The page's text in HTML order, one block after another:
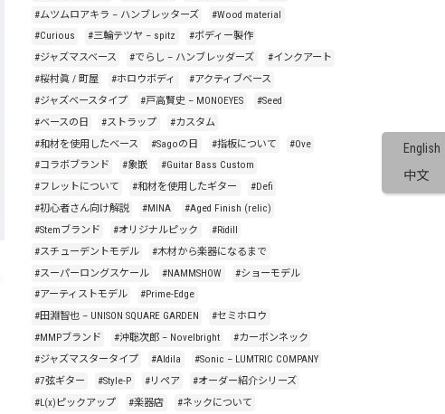
English
中文
#ムツムロアキラ – ハンブレッターズ
#Wood material
#Curious
#三輪テツヤ – spitz
#ボディー製作
#ジャズマスベース
#でらし – ハンブレッダーズ
#インクアート
#桜村眞 / 町屋
#ホロウボディ
#アクティブベース
#ジャズベースタイプ
#戸高賢史 – MONOEYES
#Seed
#ベースの日
#ストラップ
#カスタム
#和材を使用したベース
#Sagoの日 #指板について
#Ove
#コラボブランド
#象嵌
#Guitar Bass Custom
#フレットについて
#和材を使用したギター
#Defi
#初心者さん向け解説
#MINA
#Aged Finish (relic)
#Stemブランド
#オリジナルピック
#Ridill
#スチューデントモデル
#木材から楽器になるまで
#スーパーロングスケール
#NAMMSHOW
#ショーモデル
#アーティストモデル
#Prime-Edge
#田淵智也 – UNISON SQUARE GARDEN
#セミホロウ
#MMPブランド
#沖聡次郎 – Novelbright
#カーボンネック
#ジャズマスタータイプ
#Aldila
#Sonic – LUMTRIC COMPANY
#7弦ギター
#Style-P #リペア
#オーダー紹介シリーズ
#L(x)ピックアップ
#楽器店
#ネックについて